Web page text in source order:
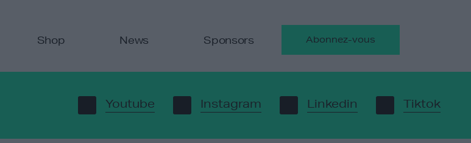
Shop News Sponsors Abonnez-vous
Youtube Instagram Linkedin Tiktok